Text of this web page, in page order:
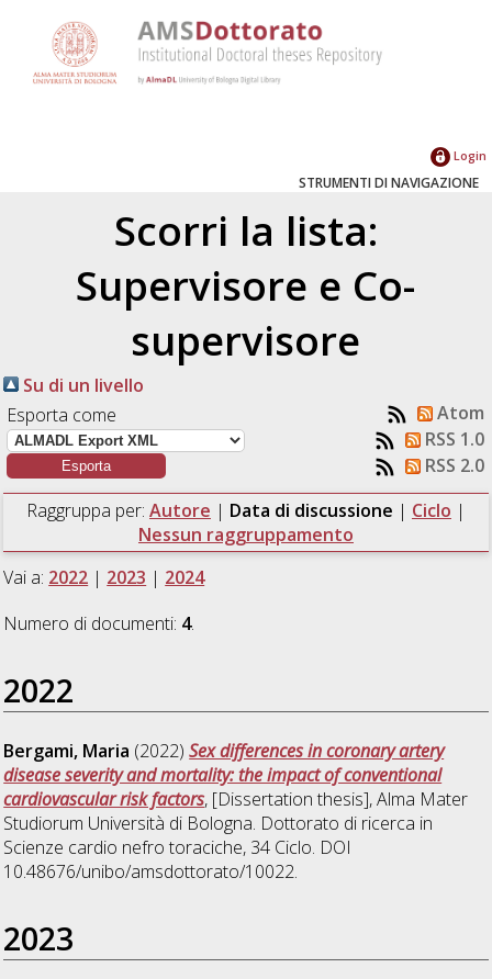
Login
STRUMENTI DI NAVIGAZIONE
Scorri la lista:
Supervisore e Co-
supervisore
Su di un livello
Esporta come
Atom
RSS 1.0
RSS 2.0
Raggruppa per: Autore | Data di discussione | Ciclo |
Nessun raggruppamento
Vai a: 2022 | 2023 | 2024
Numero di documenti: 4.
2022
Bergami, Maria (2022)Sex differences in coronary artery
disease severity and mortality: the impact of conventional
cardiovascular risk factors, [Dissertation thesis], Alma Mater
Studiorum Università di Bologna. Dottorato di ricerca in
Scienze cardio nefro toraciche, 34 Ciclo. DOI
10.48676/unibo/amsdottorato/10022.
2023